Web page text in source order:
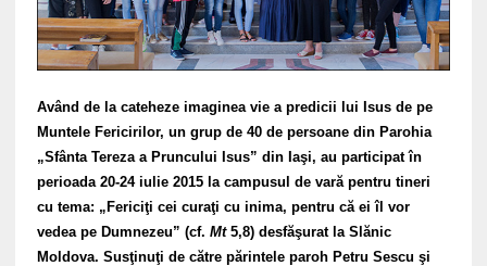
Având de la cateheze imaginea vie a predicii lui Isus de pe
Muntele Fericirilor, un grup de 40 de persoane din Parohia
„Sfânta Tereza a Pruncului Isus” din Iaşi, au participat în
perioada 20-24 iulie 2015 la campusul de vară pentru tineri
cu tema: „Fericiţi cei curaţi cu inima, pentru că ei îl vor
vedea pe Dumnezeu” (cf. Mt5,8) desfăşurat la Slănic
Moldova. Susţinuţi de către părintele paroh Petru Sescu şi